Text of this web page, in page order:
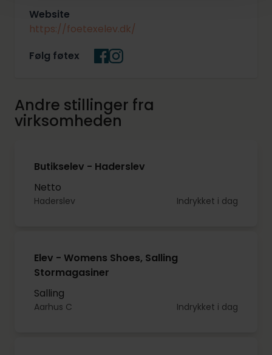
Website
https://foetexelev.dk/
Følg føtex
Andre stillinger fra
virksomheden
Butikselev - Haderslev
Netto
Haderslev Indrykket i dag
Elev - Womens Shoes, Salling
Stormagasiner
Salling
Aarhus C Indrykket i dag